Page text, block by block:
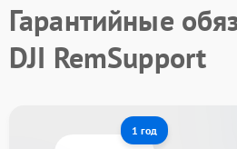
Гарантийные
DJI RemSupport
1 год